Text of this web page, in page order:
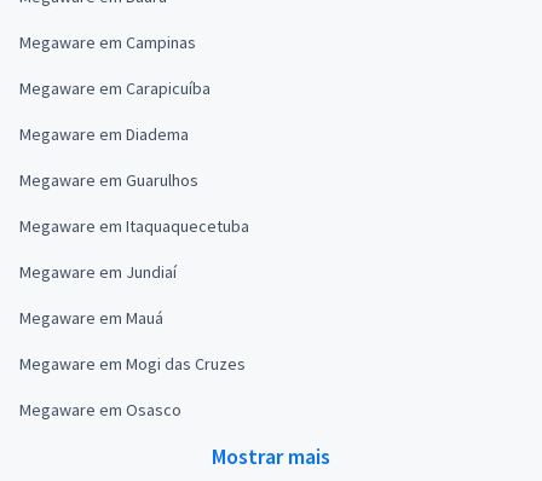
Megaware em Campinas
Megaware em Carapicuíba
Megaware em Diadema
Megaware em Guarulhos
Megaware em Itaquaquecetuba
Megaware em Jundiaí
Megaware em Mauá
Megaware em Mogi das Cruzes
Megaware em Osasco
Mostrar mais